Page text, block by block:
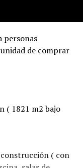
personas
de comprar
( 1821 m2 bajo
( con